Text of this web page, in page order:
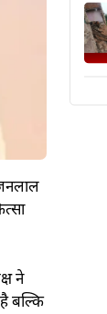
ने
बल्कि